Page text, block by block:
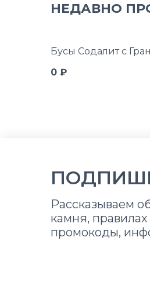
НЕДАВНО
Бусы Содалит с
0 ₽
Рассказываем
камня,
промокоды,